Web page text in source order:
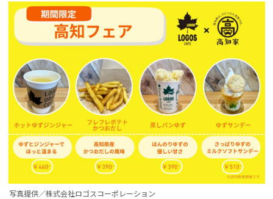
写真提供／株式会社ロゴスコーポレーション